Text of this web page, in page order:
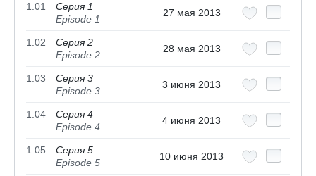
1.01
Серия 1
Episode 1
27 мая 2013
1.02
Серия 2
Episode 2
28 мая 2013
1.03
Серия 3
Episode 3
3 июня 2013
1.04
Серия 4
Episode 4
4 июня 2013
1.05
Серия 5
Episode 5
10 июня 2013